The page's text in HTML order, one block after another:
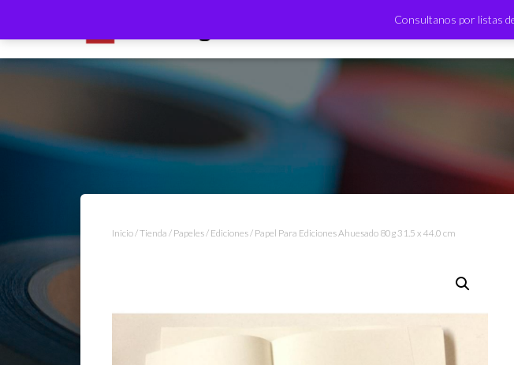
Consultanos por listas
Inicio/Tienda / Papeles/ Ediciones/ Papel Para Ediciones Ahuesado 80g 31.5 x 44.0 cm